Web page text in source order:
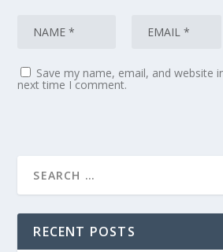
Save my name, email, and website
next time I comment.
RECENT POSTS